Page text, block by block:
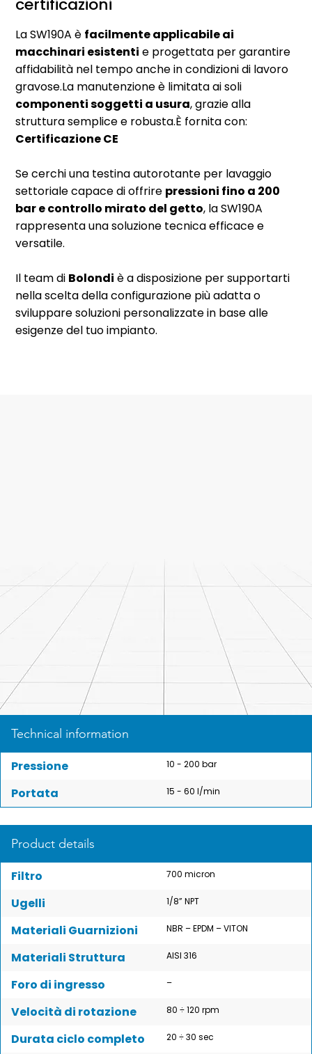
La SW190A è facilmente applicabile ai
macchinari esistenti e progettata per garantire
affidabilità nel tempo anche in condizioni di lavoro
gravose.La manutenzione è limitata ai soli
componenti soggetti a usura, grazie alla
struttura semplice e robusta.È fornita con:
Certificazione CE
Se cerchi una testina autorotante per lavaggio
settoriale capace di offrire pressioni fino a 200
bar e controllo mirato del getto, la SW190A
rappresenta una soluzione tecnica efficace e
versatile.
Il team di Bolondi è a disposizione per supportarti
nella scelta della configurazione più adatta o
sviluppare soluzioni personalizzate in base alle
esigenze del tuo impianto.
Product details
Filtro 700 micron
Ugelli 1/8” NPT
Materiali Guarnizioni NBR – EPDM – VITON
Materiali Struttura AISI 316
Foro di ingresso –
Velocità di rotazione 80 ÷ 120 rpm
Durata ciclo completo 20 ÷ 30 sec
Technical information
Pressione 10 - 200 bar
Portata 15 - 60 l/min